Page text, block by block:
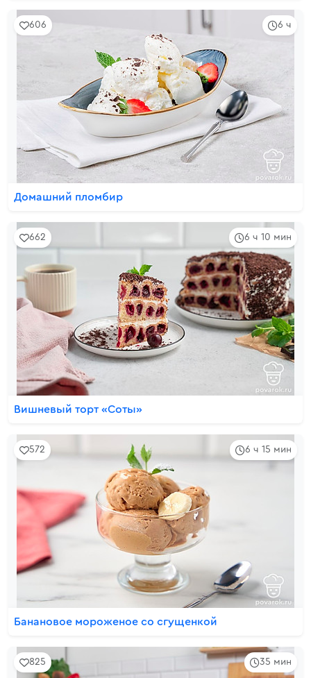
6 ч
606
Домашний пломбир
6 ч 10 мин
662
Вишневый торт «Соты»
6 ч 15 мин
572
Банановое мороженое со сгущенкой
35 мин
825